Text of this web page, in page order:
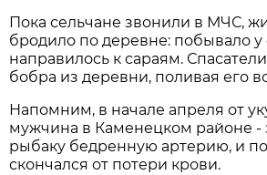
Пока сельчане звонили в МЧС,
бродило по деревне: побывало у
направилось к сараям.
бобра из деревни, поливая его
Напомним, в начале апреля от
мужчина в Каменецком районе -
рыбаку бедренную артерию, и
скончался от потери крови.